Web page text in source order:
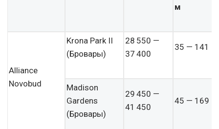
м
Alliance
Novobud
Krona Park II
(Бровары)
28 550 —
37 400
35 — 141
Madison
Gardens
(Бровары)
29 450 —
41 450
45 — 169